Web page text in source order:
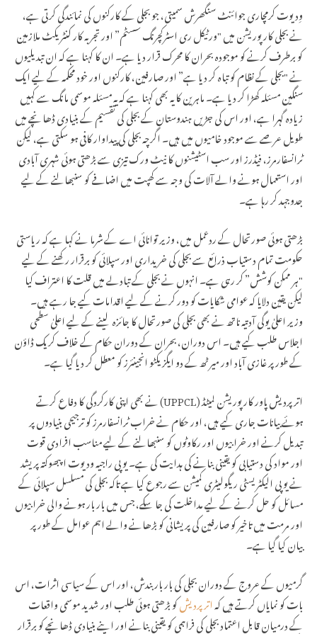
وِدیوت کرمچاری جوائنٹ سنگھرش سمیتی، جو بجلی کے کارکنوں کی نمائندگی کرتی ہے،
نے بجلی کارپوریشن میں "ورٹیکل ری اسٹرکچرنگ سسٹم” اور تجربہ کار کنٹریکٹ ملازمین
کو برطرف کرنے کو موجودہ بحران کا محرک قرار دیا ہے۔ ان کا کہنا ہے کہ ان تبدیلیوں
نے "بجلی کے نظام کو تباہ کر دیا ہے” اور صارفین، کارکنوں اور خود محکمہ کے لیے ایک
سنگین مسئلہ کھڑا کر دیا ہے۔ ماہرین کا یہ بھی کہنا ہے کہ یہ مسئلہ موسمی مانگ سے کہیں
زیادہ گہرا ہے، اور اس کی جڑیں ہندوستان کے بجلی کی تقسیم کے بنیادی ڈھانچے میں
طویل عرصے سے موجود خامیوں میں ہیں۔ اگرچہ بجلی کی پیداوار کافی ہو سکتی ہے، لیکن
ٹرانسفارمرز، فیڈرز اور سب اسٹیشنوں کا نیٹ ورک تیزی سے بڑھتی ہوئی شہری آبادی
اور استعمال ہونے والے آلات کی وجہ سے کھپت میں اضافے کو سنبھالنے کے لیے
جدوجہد کر رہا ہے۔
بڑھتی ہوئی صورتحال کے ردعمل میں، وزیر توانائی اے کے شرما نے کہا ہے کہ ریاستی
حکومت تمام دستیاب ذرائع سے بجلی کی خریداری اور سپلائی کو برقرار رکھنے کے لیے
"ہر ممکن کوشش” کر رہی ہے۔ انہوں نے بجلی کے تبادلے میں قلت کا اعتراف کیا
لیکن یقین دلایا کہ عوامی شکایات کو دور کرنے کے لیے اقدامات کیے جا رہے ہیں۔
وزیر اعلیٰ یوگی آدتیہ ناتھ نے بھی بجلی کی صورتحال کا جائزہ لینے کے لیے اعلیٰ سطحی
اجلاس طلب کیے ہیں۔ اس دوران، بحران کے دوران حکام کے خلاف کریک ڈاؤن
کے طور پر غازی آباد اور میرٹھ کے دو ایگزیکٹو انجینئرز کو معطل کر دیا گیا ہے۔
اتر پردیش پاور کارپوریشن لمیٹڈ (UPPCL) نے بھی اپنی کارکردگی کا دفاع کرتے
ہوئے بیانات جاری کیے ہیں، اور حکام نے خراب ٹرانسفارمرز کو ترجیحی بنیادوں پر
تبدیل کرنے اور خرابیوں اور رکاوٹوں کو سنبھالنے کے لیے مناسب افرادی قوت
اور مواد کی دستیابی کو یقینی بنانے کی ہدایت کی ہے۔ یو پی راجیہ ودیوت اپبھوکتہ پریشد
نے یو پی الیکٹریسٹی ریگولیٹری کمیشن سے رجوع کیا ہے تاکہ بجلی کی مسلسل سپلائی کے
مسائل کو حل کرنے کے لیے مداخلت کی جا سکے، جس میں بار بار ہونے والی خرابیوں
اور مرمت میں تاخیر کو صارفین کی پریشانی کو بڑھانے والے اہم عوامل کے طور پر
بیان کیا گیا ہے۔
گرمیوں کے عروج کے دوران بجلی کی بار بار بندش، اور اس کے سیاسی اثرات، اس
بات کو نمایاں کرتے ہیں کہاتر پردیشکو بڑھتی ہوئی طلب اور شدید موسمی واقعات
کے درمیان قابل اعتماد بجلی کی فراہمی کو یقینی بنانے اور اپنے بنیادی ڈھانچے کو برقرار